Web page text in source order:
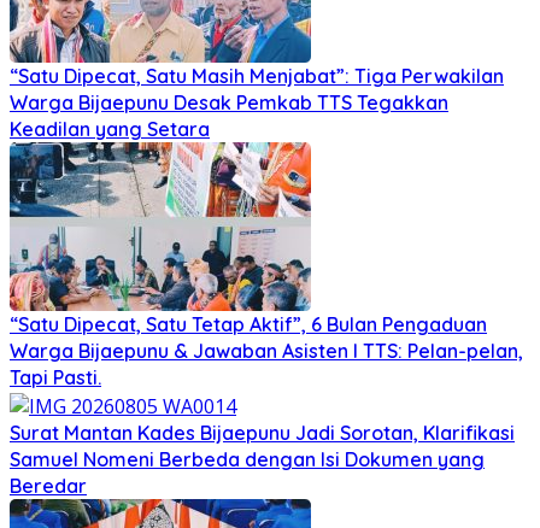
“Satu Dipecat, Satu Masih Menjabat”: Tiga Perwakilan
Warga Bijaepunu Desak Pemkab TTS Tegakkan
Keadilan yang Setara
“Satu Dipecat, Satu Tetap Aktif”, 6 Bulan Pengaduan
Warga Bijaepunu & Jawaban Asisten I TTS: Pelan-pelan,
Tapi Pasti.
Surat Mantan Kades Bijaepunu Jadi Sorotan, Klarifikasi
Samuel Nomeni Berbeda dengan Isi Dokumen yang
Beredar